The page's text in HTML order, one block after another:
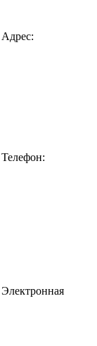
Адрес:
Телефон:
Электронная